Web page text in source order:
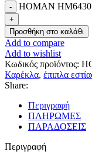
HOMAN
Προσθήκη στο καλάθι
Add to compare
Add to wishlist
Κωδικός προϊόντος:
Καρέκλα, έπιπλα
Share:
Περιγραφή
ΠΛΗΡΩΜΕΣ
ΠΑΡΑΔΟΣΕΙΣ
Περιγραφή